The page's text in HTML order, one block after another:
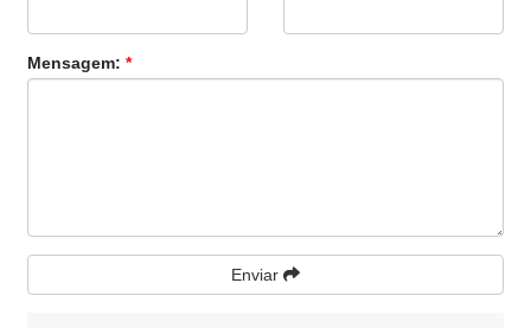
Mensagem:*
Enviar